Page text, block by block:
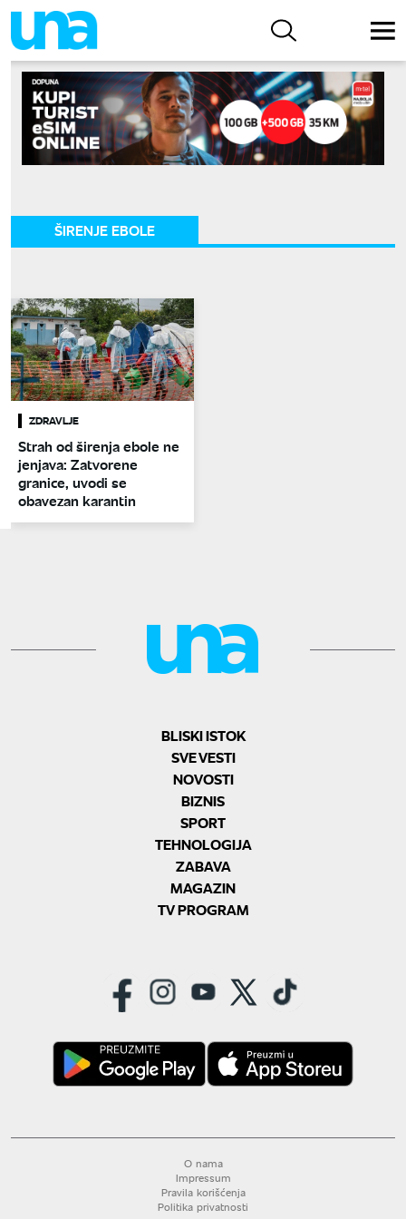
ŠIRENJE EBOLE
ZDRAVLJE
Strah od širenja ebole ne
jenjava: Zatvorene
granice, uvodi se
obavezan karantin
BLISKI ISTOK
SVE VESTI
NOVOSTI
BIZNIS
SPORT
TEHNOLOGIJA
ZABAVA
MAGAZIN
TV PROGRAM
O nama
Impressum
Pravila korišćenja
Politika privatnosti